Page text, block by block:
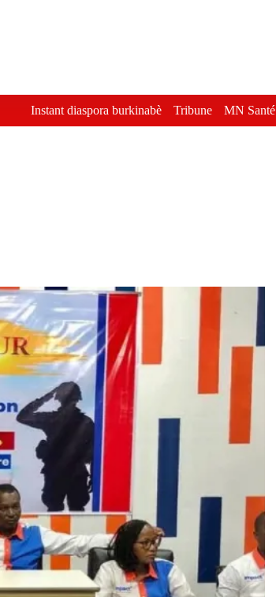
Instant diaspora burkinabè Tribune MN Santé